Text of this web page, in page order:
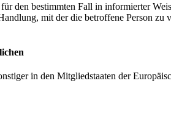
den bestimmten Fall in informierter
mit der die betroffene Person zu
in den Mitgliedstaaten der